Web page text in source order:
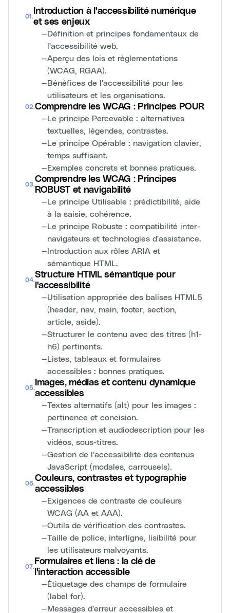
01 .
Introduction à l'accessibilité numérique
et ses enjeux
—Définition et principes fondamentaux de
l'accessibilité web.
—Aperçu des lois et réglementations
(WCAG, RGAA).
—Bénéfices de l'accessibilité pour les
utilisateurs et les organisations.
02.Comprendre les WCAG : Principes POUR
—Le principe Percevable : alternatives
textuelles, légendes, contrastes.
—Le principe Opérable : navigation clavier,
temps suffisant.
—Exemples concrets et bonnes pratiques.
03.
Comprendre les WCAG : Principes
ROBUST et navigabilité
—Le principe Utilisable : prédictibilité, aide
à la saisie, cohérence.
—Le principe Robuste : compatibilité inter-
navigateurs et technologies d'assistance.
—Introduction aux rôles ARIA et
sémantique HTML.
04.
Structure HTML sémantique pour
l'accessibilité
—Utilisation appropriée des balises HTML5
(header, nav, main, footer, section,
article, aside).
—Structurer le contenu avec des titres (h1-
h6) pertinents.
—Listes, tableaux et formulaires
accessibles : bonnes pratiques.
05.
Images, médias et contenu dynamique
accessibles
—Textes alternatifs (alt) pour les images :
pertinence et concision.
—Transcription et audiodescription pour les
vidéos, sous-titres.
—Gestion de l'accessibilité des contenus
JavaScript (modales, carrousels).
06.
Couleurs, contrastes et typographie
accessibles
—Exigences de contraste de couleurs
WCAG (AA et AAA).
—Outils de vérification des contrastes.
—Taille de police, interligne, lisibilité pour
les utilisateurs malvoyants.
07.
Formulaires et liens : la clé de
l'interaction accessible
—Étiquetage des champs de formulaire
(label for).
—Messages d'erreur accessibles et